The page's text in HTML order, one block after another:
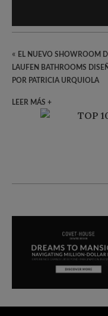
« EL NUEVO SHOWROOM
LAUFEN BATHROOMS
POR PATRICIA URQUIOLA
LEER MÁS +